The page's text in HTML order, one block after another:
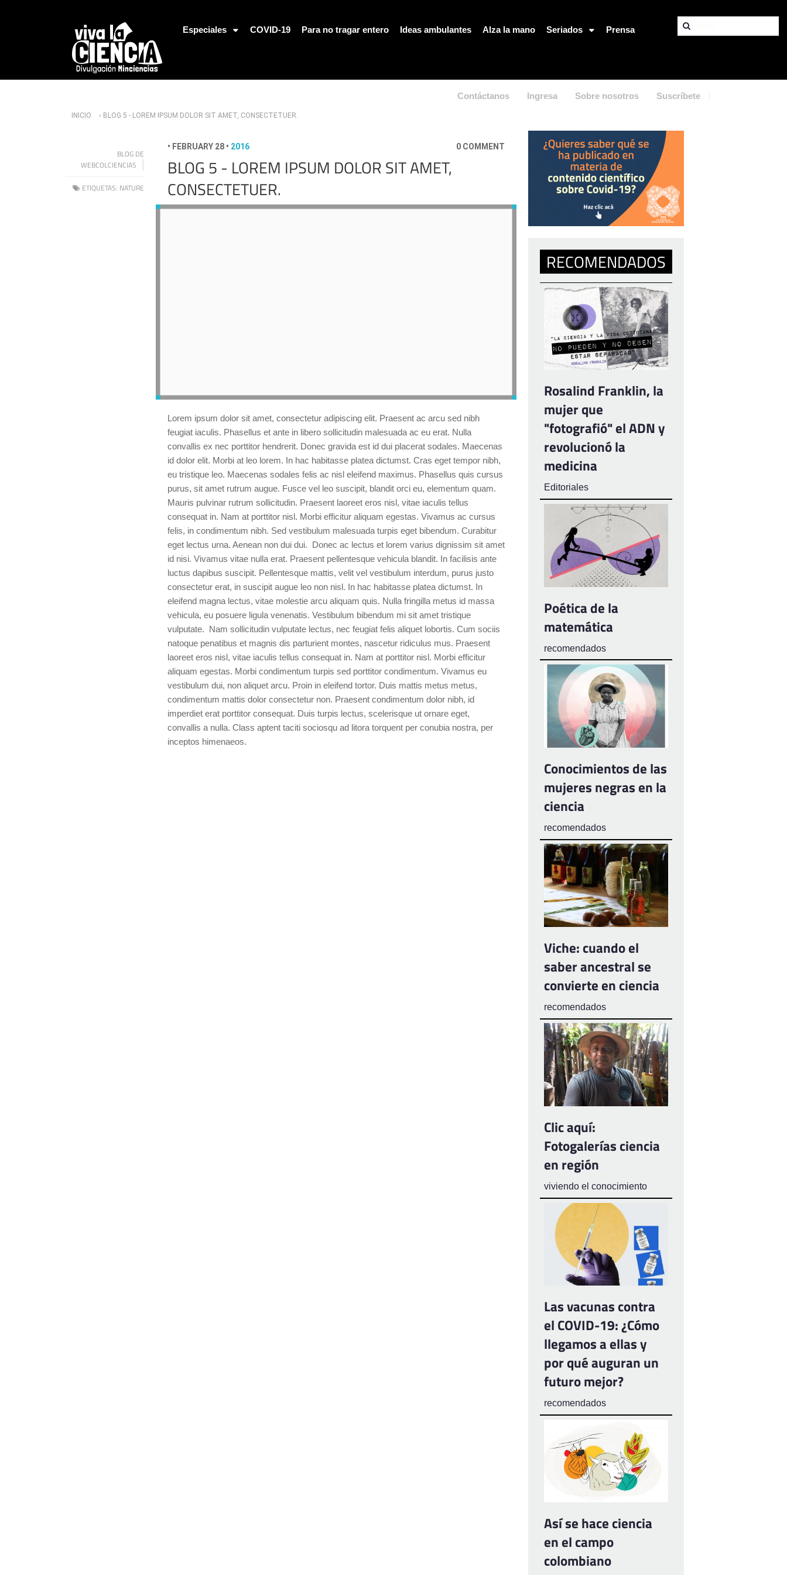
Especiales COVID-19 Para no tragar entero Ideas ambulantes Alza la mano Seriados Prensa
Contáctanos Ingresa Sobre nosotros Suscríbete
Usted está aquí
INICIO › BLOG 5 - LOREM IPSUM DOLOR SIT AMET, CONSECTETUER.
BLOG DE
WEBCOLCIENCIAS
ETIQUETAS: NATURE
0 COMMENT
• FEBRUARY 28 • 2016
BLOG 5 - LOREM IPSUM DOLOR SIT AMET,
CONSECTETUER.
Lorem ipsum dolor sit amet, consectetur adipiscing elit. Praesent ac arcu sed nibh
feugiat iaculis. Phasellus et ante in libero sollicitudin malesuada ac eu erat. Nulla
convallis ex nec porttitor hendrerit. Donec gravida est id dui placerat sodales. Maecenas
id dolor elit. Morbi at leo lorem. In hac habitasse platea dictumst. Cras eget tempor nibh,
eu tristique leo. Maecenas sodales felis ac nisl eleifend maximus. Phasellus quis cursus
purus, sit amet rutrum augue. Fusce vel leo suscipit, blandit orci eu, elementum quam.
Mauris pulvinar rutrum sollicitudin. Praesent laoreet eros nisl, vitae iaculis tellus
consequat in. Nam at porttitor nisl. Morbi efficitur aliquam egestas. Vivamus ac cursus
felis, in condimentum nibh. Sed vestibulum malesuada turpis eget bibendum. Curabitur
eget lectus urna. Aenean non dui dui. Donec ac lectus et lorem varius dignissim sit amet
id nisi. Vivamus vitae nulla erat. Praesent pellentesque vehicula blandit. In facilisis ante
luctus dapibus suscipit. Pellentesque mattis, velit vel vestibulum interdum, purus justo
consectetur erat, in suscipit augue leo non nisl. In hac habitasse platea dictumst. In
eleifend magna lectus, vitae molestie arcu aliquam quis. Nulla fringilla metus id massa
vehicula, eu posuere ligula venenatis. Vestibulum bibendum mi sit amet tristique
vulputate. Nam sollicitudin vulputate lectus, nec feugiat felis aliquet lobortis. Cum sociis
natoque penatibus et magnis dis parturient montes, nascetur ridiculus mus. Praesent
laoreet eros nisl, vitae iaculis tellus consequat in. Nam at porttitor nisl. Morbi efficitur
aliquam egestas. Morbi condimentum turpis sed porttitor condimentum. Vivamus eu
vestibulum dui, non aliquet arcu. Proin in eleifend tortor. Duis mattis metus metus,
condimentum mattis dolor consectetur non. Praesent condimentum dolor nibh, id
imperdiet erat porttitor consequat. Duis turpis lectus, scelerisque ut ornare eget,
convallis a nulla. Class aptent taciti sociosqu ad litora torquent per conubia nostra, per
inceptos himenaeos.
RECOMENDADOS
Rosalind Franklin, la
mujer que
"fotografió" el ADN y
revolucionó la
medicina
Editoriales
Poética de la
matemática
recomendados
Conocimientos de las
mujeres negras en la
ciencia
recomendados
Viche: cuando el
saber ancestral se
convierte en ciencia
recomendados
Clic aquí:
Fotogalerías ciencia
en región
viviendo el conocimiento
Las vacunas contra
el COVID-19: ¿Cómo
llegamos a ellas y
por qué auguran un
futuro mejor?
recomendados
Así se hace ciencia
en el campo
colombiano